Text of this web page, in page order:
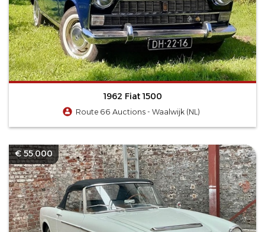
1962 Fiat 1500
Route 66 Auctions - Waalwijk (NL)
€ 55.000